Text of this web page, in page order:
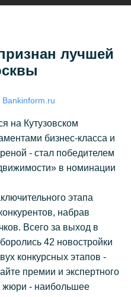
лучшей
на Кутузовском
бизнес-класса и
- стал победителем
в номинации
этапа
набрав
Всего за выход в
42 новостройки
конкурсных этапов -
премии и экспертного
жюри - наибольшее